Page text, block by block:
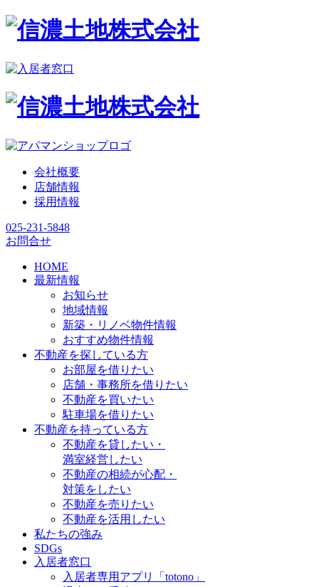
会社概要
店舗情報
採用情報
025-231-5848
お問合せ
HOME
最新情報
お知らせ
地域情報
新築・リノベ物件情報
おすすめ物件情報
不動産を探している方
お部屋を借りたい
店舗・事務所を借りたい
不動産を買いたい
駐車場を借りたい
不動産を持っている方
不動産を貸したい・
満室経営したい
不動産の相続が心配・
対策をしたい
不動産を売りたい
不動産を活用したい
私たちの強み
SDGs
入居者窓口
入居者専用アプリ「totono」